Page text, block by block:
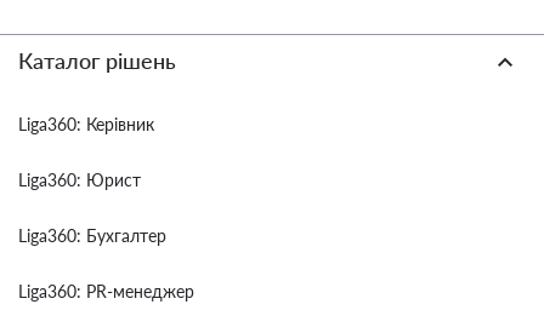
Каталог рішень
Liga360: Керівник
Liga360: Юрист
Liga360: Бухгалтер
Liga360: PR-менеджер